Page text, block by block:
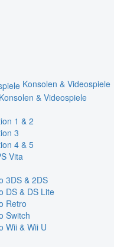
Konsolen & Videospiele
& Videospiele
1 & 2
3
4 & 5
Vita
3DS & 2DS
DS & DS Lite
Retro
Switch
Wii & Wii U